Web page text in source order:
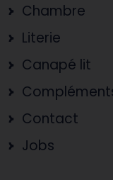
Chambre
Literie
Canapé lit
Contact
Jobs